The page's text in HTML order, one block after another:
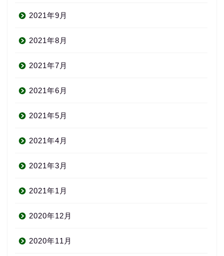
2021年9月
2021年8月
2021年7月
2021年6月
2021年5月
2021年4月
2021年3月
2021年1月
2020年12月
2020年11月